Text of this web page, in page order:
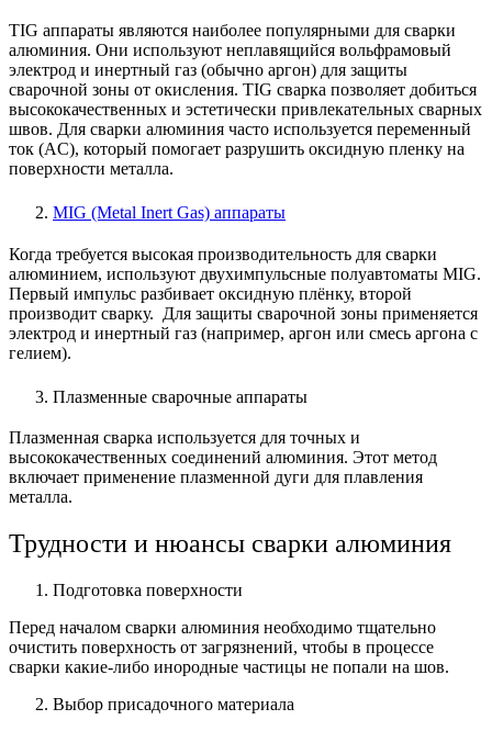
TIG аппараты являются наиболее популярными для сварки
алюминия. Они используют неплавящийся вольфрамовый
электрод и инертный газ (обычно аргон) для защиты
сварочной зоны от окисления. TIG сварка позволяет добиться
высококачественных и эстетически привлекательных сварных
швов. Для сварки алюминия часто используется переменный
ток (AC), который помогает разрушить оксидную пленку на
поверхности металла.
MIG (Metal Inert Gas) аппараты
Когда требуется высокая производительность для сварки
алюминием, используют двухимпульсные полуавтоматы MIG.
Первый импульс разбивает оксидную плёнку, второй
производит сварку. Для защиты сварочной зоны применяется
электрод и инертный газ (например, аргон или смесь аргона с
гелием).
Плазменные сварочные аппараты
Плазменная сварка используется для точных и
высококачественных соединений алюминия. Этот метод
включает применение плазменной дуги для плавления
металла.
Трудности и нюансы сварки алюминия
Подготовка поверхности
Перед началом сварки алюминия необходимо тщательно
очистить поверхность от загрязнений, чтобы в процессе
сварки какие-либо инородные частицы не попали на шов.
Выбор присадочного материала